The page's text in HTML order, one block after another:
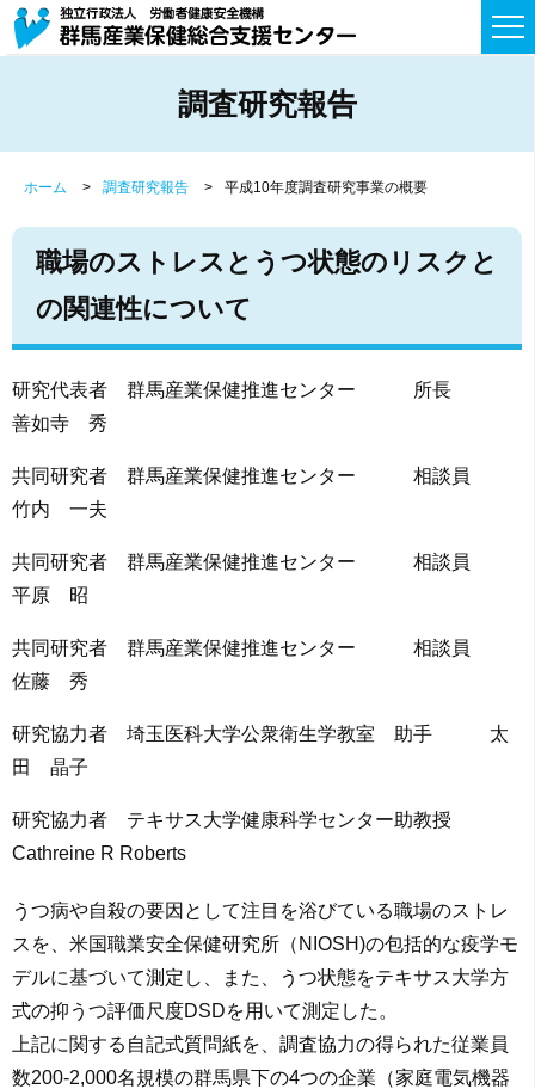
調査研究報告
ホーム 調査研究報告 平成10年度調査研究事業の概要
職場のストレスとうつ状態のリスクと
の関連性について
研究代表者 群馬産業保健推進センター 所長
善如寺 秀
共同研究者 群馬産業保健推進センター 相談員
竹内 一夫
共同研究者 群馬産業保健推進センター 相談員
平原 昭
共同研究者 群馬産業保健推進センター 相談員
佐藤 秀
研究協力者 埼玉医科大学公衆衛生学教室 助手 太
田 晶子
研究協力者 テキサス大学健康科学センター助教授
Cathreine R Roberts
うつ病や自殺の要因として注目を浴びている職場のストレ
スを、米国職業安全保健研究所（NIOSH)の包括的な疫学モ
デルに基づいて測定し、また、うつ状態をテキサス大学方
式の抑うつ評価尺度DSDを用いて測定した。
上記に関する自記式質問紙を、調査協力の得られた従業員
数200-2,000名規模の群馬県下の4つの企業（家庭電気機器